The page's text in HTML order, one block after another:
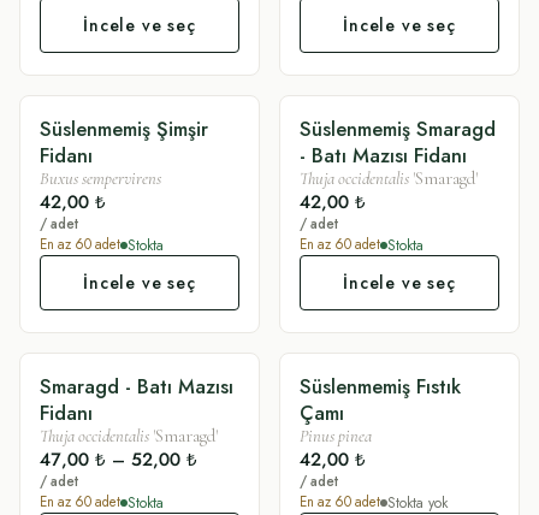
İncele ve seç İncele ve seç
SADE
Süslenmemiş Şimşir
Fidanı
Buxus sempervirens
42,00 ₺
/ adet
En az 60adet Stokta
İncele ve seç
SADE
Süslenmemiş Smaragd
- Batı Mazısı Fidanı
Thuja occidentalis 'Smaragd'
42,00 ₺
/ adet
En az 60adet Stokta
İncele ve seç
SÜSLÜ
Smaragd - Batı Mazısı
Fidanı
Thuja occidentalis 'Smaragd'
47,00 ₺ – 52,00 ₺
/ adet
En az 60adet Stokta
SADE
Süslenmemiş Fıstık
Çamı
Pinus pinea
42,00 ₺
/ adet
En az 60adet Stokta yok